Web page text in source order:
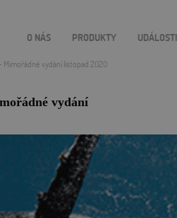
Mimořádné vydání listopad 2020
O NÁS PRODUKTY UDÁLOSTI
vydání